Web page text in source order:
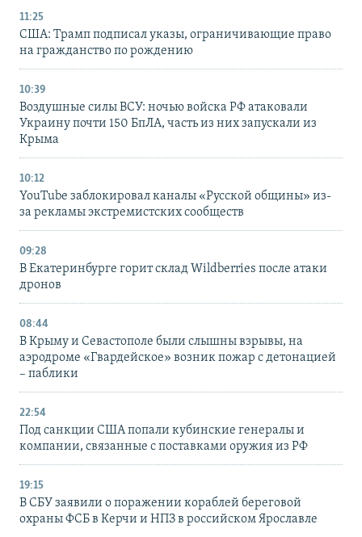
11:25
США: Трамп подписал указы, ограничивающие право
на гражданство по рождению
10:39
Воздушные силы ВСУ: ночью войска РФ атаковали
Украину почти 150 БпЛА, часть из них запускали из
Крыма
10:12
YouTube заблокировал каналы «Русской общины» из-
за рекламы экстремистских сообществ
09:28
В Екатеринбурге горит склад Wildberries после атаки
дронов
08:44
В Крыму и Севастополе были слышны взрывы, на
аэродроме «Гвардейское» возник пожар с детонацией
– паблики
22:54
Под санкции США попали кубинские генералы и
компании, связанные с поставками оружия из РФ
19:15
В СБУ заявили о поражении кораблей береговой
охраны ФСБ в Керчи и НПЗ в российском Ярославле